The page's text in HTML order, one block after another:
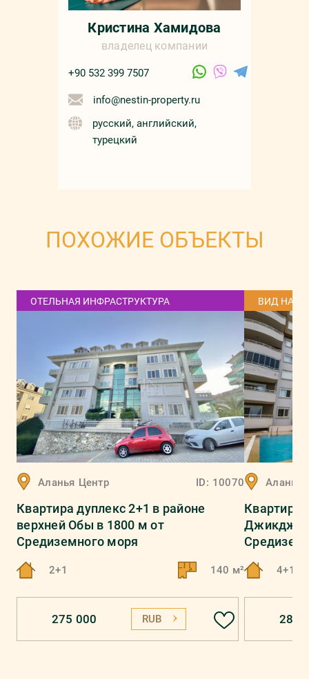
Кристина Хамидова
владелец компании
+90 532 399 7507
info@nestin-property.ru
русский, английский,
турецкий
ПОХОЖИЕ ОБЪЕКТЫ
ОТЕЛЬНАЯ ИНФРАСТРУКТУРА
Аланья Центр ID: 10070
Квартира дуплекс 2+1 в районе
верхней Обы в 1800 м от
Средиземного моря
2+1 140 м²
275 000 RUB
ВИД НА
Аланья
Квартира
4+1
286